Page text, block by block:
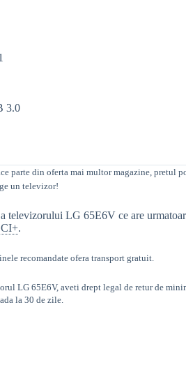
3.0
parte din oferta mai multor magazine, pretul
un televizor!
a televizorului LG 65E6V ce are
CI+.
recomandate ofera transport gratuit.
LG 65E6V, aveti drept legal de retur de
la 30 de zile.